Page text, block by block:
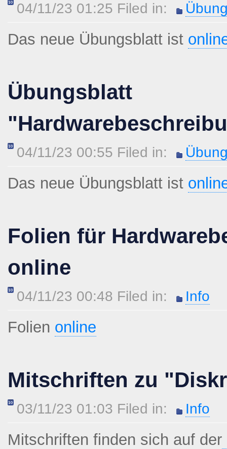
04/11/23 01:25 Filed in:
Das neue Übungsblatt ist
Übungsblatt
04/11/23 00:55 Filed in:
Das neue Übungsblatt ist
Folien für
online
04/11/23 00:48 Filed in: Info
Folien online
Mitschriften zu
03/11/23 01:03 Filed in: Info
Mitschriften finden sich auf der